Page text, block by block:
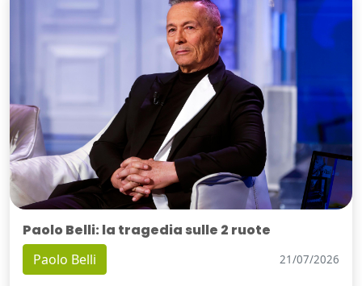
Paolo Belli: la tragedia sulle 2 ruote
Paolo Belli 21/07/2026